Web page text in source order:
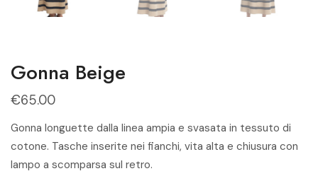
Gonna Beige
€65.00
Gonna longuette dalla linea ampia e svasata in tessuto di
cotone. Tasche inserite nei fianchi, vita alta e chiusura con
lampo a scomparsa sul retro.